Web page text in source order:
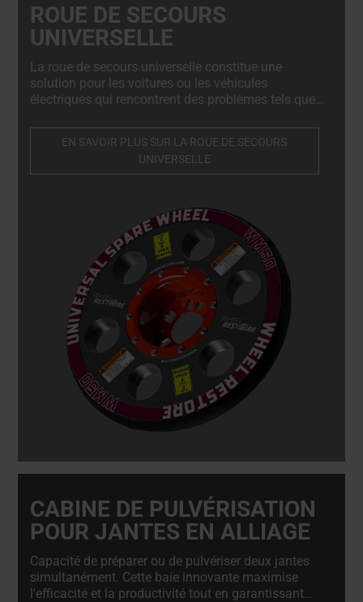
ROUE DE SECOURS
UNIVERSELLE
La roue de secours universelle constitue une
solution pour les voitures ou les véhicules
électriques qui rencontrent des problèmes tels que
installation simple consiste à la boulonner sur le
moyeu du véhicule en quelques minutes, ce qui
permet de pousser ou de tirer sans effort la voiture
EN SAVOIR PLUS SUR LA ROUE DE SECOURS
UNIVERSELLE
CABINE DE PULVÉRISATION
POUR JANTES EN ALLIAGE
Capacité de préparer ou de pulvériser deux jantes
simultanément. Cette baie innovante maximise
l'efficacité et la productivité tout en garantissant